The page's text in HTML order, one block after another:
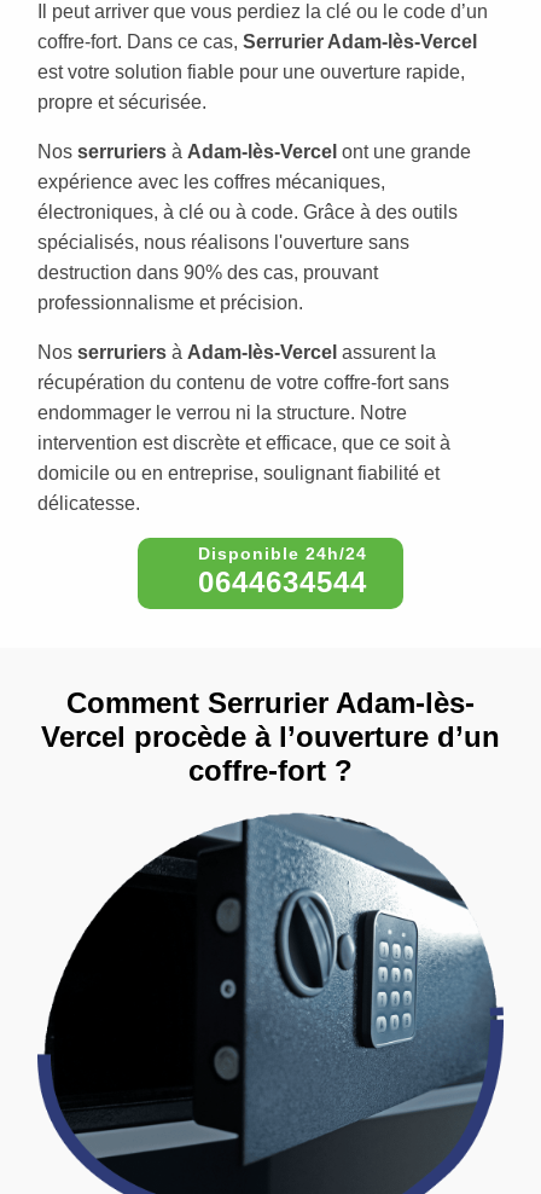
Il peut arriver que vous perdiez la clé ou le code d’un
coffre-fort. Dans ce cas, Serrurier Adam-lès-Vercel
est votre solution fiable pour une ouverture rapide,
propre et sécurisée.
Nos serruriers à Adam-lès-Vercel ont une grande
expérience avec les coffres mécaniques,
électroniques, à clé ou à code. Grâce à des outils
spécialisés, nous réalisons l'ouverture sans
destruction dans 90% des cas, prouvant
professionnalisme et précision.
Nos serruriers à Adam-lès-Vercel assurent la
récupération du contenu de votre coffre-fort sans
endommager le verrou ni la structure. Notre
intervention est discrète et efficace, que ce soit à
domicile ou en entreprise, soulignant fiabilité et
délicatesse.
0644634544
Comment Serrurier Adam-lès-
Vercel procède à l’ouverture d’un
coffre-fort ?